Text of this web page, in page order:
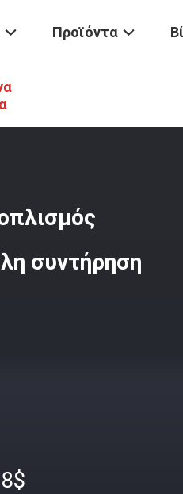
Προϊόντα
50-60HZ Εμπορικός
συντήρηση